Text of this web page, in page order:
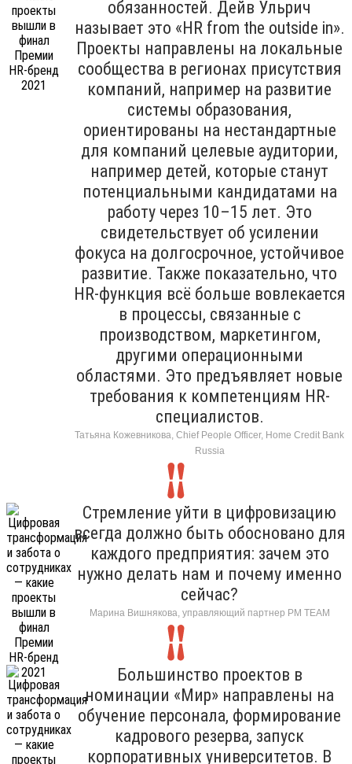
обязанностей. Дейв Ульрич
называет это «HR from the outside in».
Проекты направлены на локальные
сообщества в регионах присутствия
компаний, например на развитие
системы образования,
ориентированы на нестандартные
для компаний целевые аудитории,
например детей, которые станут
потенциальными кандидатами на
работу через 10–15 лет. Это
свидетельствует об усилении
фокуса на долгосрочное, устойчивое
развитие. Также показательно, что
HR-функция всё больше вовлекается
в процессы, связанные с
производством, маркетингом,
другими операционными
областями. Это предъявляет новые
требования к компетенциям HR-
специалистов.
Татьяна Кожевникова, Chief People Officer, Home Credit Bank
Russia
Стремление уйти в цифровизацию
всегда должно быть обосновано для
каждого предприятия: зачем это
нужно делать нам и почему именно
сейчас?
Марина Вишнякова, управляющий партнер РМ ТЕАМ
Большинство проектов в
номинации «Мир» направлены на
обучение персонала, формирование
кадрового резерва, запуск
корпоративных университетов. В